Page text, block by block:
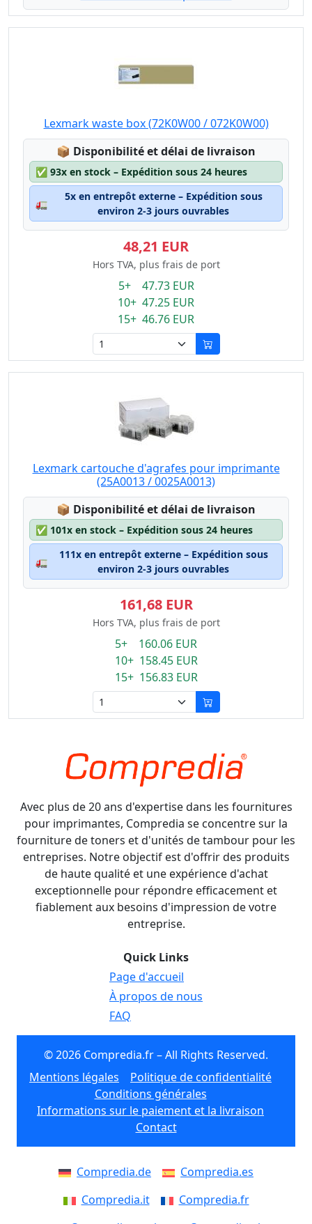
Lexmark waste box (72K0W00 / 072K0W00)
📦 Lagerstatus:
Disponibilité et délai de livraison
✅ 93x en stock – Expédition sous 24 heures
🚛
5x en entrepôt externe – Expédition sous
environ 2-3 jours ouvrables
48,21 EUR
Hors TVA, plus frais de port
5+ 47.73 EUR
10+ 47.25 EUR
15+ 46.76 EUR
Lexmark cartouche d'agrafes pour imprimante
(25A0013 / 0025A0013)
📦 Lagerstatus:
Disponibilité et délai de livraison
✅ 101x en stock – Expédition sous 24 heures
🚛
111x en entrepôt externe – Expédition sous
environ 2-3 jours ouvrables
161,68 EUR
Hors TVA, plus frais de port
5+ 160.06 EUR
10+ 158.45 EUR
15+ 156.83 EUR
Avec plus de 20 ans d'expertise dans les fournitures
pour imprimantes, Compredia se concentre sur la
fourniture de toners et d'unités de tambour pour les
entreprises. Notre objectif est d'offrir des produits
de haute qualité et une expérience d'achat
exceptionnelle pour répondre efficacement et
fiablement aux besoins d'impression de votre
entreprise.
Quick Links
Page d'accueil
À propos de nous
FAQ
© 2026 Compredia.fr – All Rights Reserved.
Mentions légales
Politique de confidentialité
Conditions générales
Informations sur le paiement et la livraison
Contact
Compredia.de
Compredia.es
Compredia.it
Compredia.fr